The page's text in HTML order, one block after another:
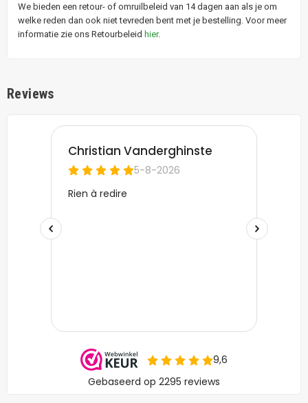
We bieden een retour- of omruilbeleid van 14 dagen aan als je om
welke reden dan ook niet tevreden bent met je bestelling. Voor meer
informatie zie ons Retourbeleid hier.
Reviews